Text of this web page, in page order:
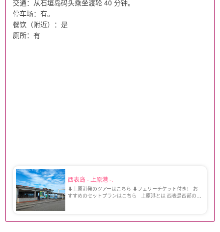
交通：从石垣岛码头乘坐渡轮 40 分钟。
停车场：有。
餐饮（附近）：是
厕所：有
西表岛 - 上原港 -.
⬇︎上原港発のツアーはこちら ⬇︎フェリーチケット付き！ お
すすめのセットプランはこちら 上原港とは 西表島西部の